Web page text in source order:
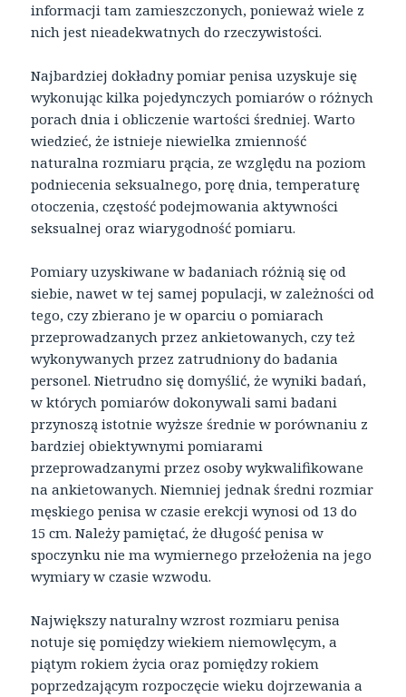
informacji tam zamieszczonych, ponieważ wiele z
nich jest nieadekwatnych do rzeczywistości.
Najbardziej dokładny pomiar penisa uzyskuje się
wykonując kilka pojedynczych pomiarów o różnych
porach dnia i obliczenie wartości średniej. Warto
wiedzieć, że istnieje niewielka zmienność
naturalna rozmiaru prącia, ze względu na poziom
podniecenia seksualnego, porę dnia, temperaturę
otoczenia, częstość podejmowania aktywności
seksualnej oraz wiarygodność pomiaru.
Pomiary uzyskiwane w badaniach różnią się od
siebie, nawet w tej samej populacji, w zależności od
tego, czy zbierano je w oparciu o pomiarach
przeprowadzanych przez ankietowanych, czy też
wykonywanych przez zatrudniony do badania
personel. Nietrudno się domyślić, że wyniki badań,
w których pomiarów dokonywali sami badani
przynoszą istotnie wyższe średnie w porównaniu z
bardziej obiektywnymi pomiarami
przeprowadzanymi przez osoby wykwalifikowane
na ankietowanych. Niemniej jednak średni rozmiar
męskiego penisa w czasie erekcji wynosi od 13 do
15 cm. Należy pamiętać, że długość penisa w
spoczynku nie ma wymiernego przełożenia na jego
wymiary w czasie wzwodu.
Największy naturalny wzrost rozmiaru penisa
notuje się pomiędzy wiekiem niemowlęcym, a
piątym rokiem życia oraz pomiędzy rokiem
poprzedzającym rozpoczęcie wieku dojrzewania a